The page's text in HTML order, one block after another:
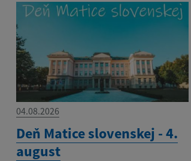
04.08.2026
Deň Matice slovenskej - 4.
august